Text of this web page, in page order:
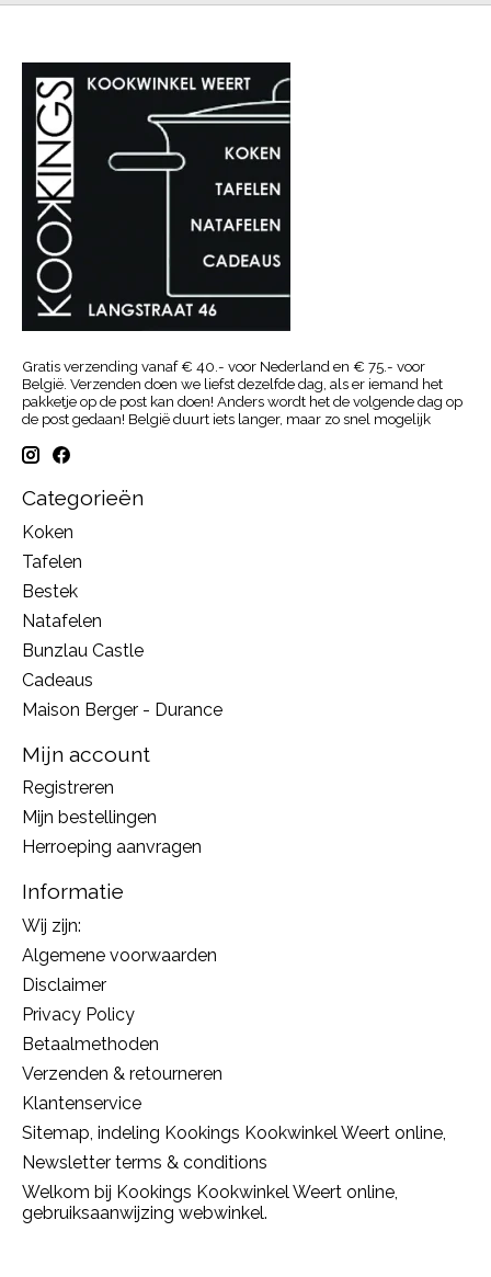
Gratis verzending vanaf € 40.- voor Nederland en € 75.- voor
België. Verzenden doen we liefst dezelfde dag, als er iemand het
pakketje op de post kan doen! Anders wordt het de volgende dag op
de post gedaan! België duurt iets langer, maar zo snel mogelijk
Categorieën
Koken
Tafelen
Bestek
Natafelen
Bunzlau Castle
Cadeaus
Maison Berger - Durance
Mijn account
Registreren
Mijn bestellingen
Herroeping aanvragen
Informatie
Wij zijn:
Algemene voorwaarden
Disclaimer
Privacy Policy
Betaalmethoden
Verzenden & retourneren
Klantenservice
Sitemap, indeling Kookings Kookwinkel Weert online,
Newsletter terms & conditions
Welkom bij Kookings Kookwinkel Weert online,
gebruiksaanwijzing webwinkel.